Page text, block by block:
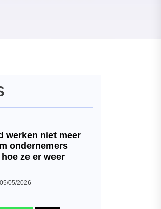
werken niet meer
ondernemers
ze er weer
05/05/2026